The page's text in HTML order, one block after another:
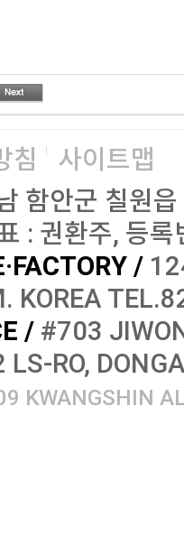
침
사이트맵
함안군 칠원
: 권환주, 등
/
KOREA
/ #703
RO,
KWANGSHIN